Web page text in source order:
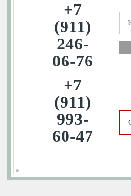
+7
(911)
246-
06-76
+7
(911)
993-
60-47